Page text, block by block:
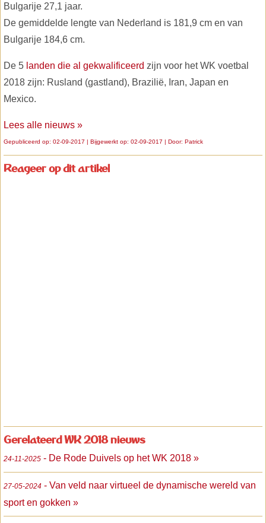
Bulgarije 27,1 jaar.
De gemiddelde lengte van Nederland is 181,9 cm en van
Bulgarije 184,6 cm.
De 5 landen die al gekwalificeerd zijn voor het WK voetbal
2018 zijn: Rusland (gastland), Brazilië, Iran, Japan en
Mexico.
Lees alle nieuws »
Gepubliceerd op: 02-09-2017 | Bijgewerkt op: 02-09-2017 | Door: Patrick
Reageer op dit artikel
Gerelateerd WK 2018 nieuws
24-11-2025 - De Rode Duivels op het WK 2018 »
27-05-2024 - Van veld naar virtueel de dynamische wereld van
sport en gokken »